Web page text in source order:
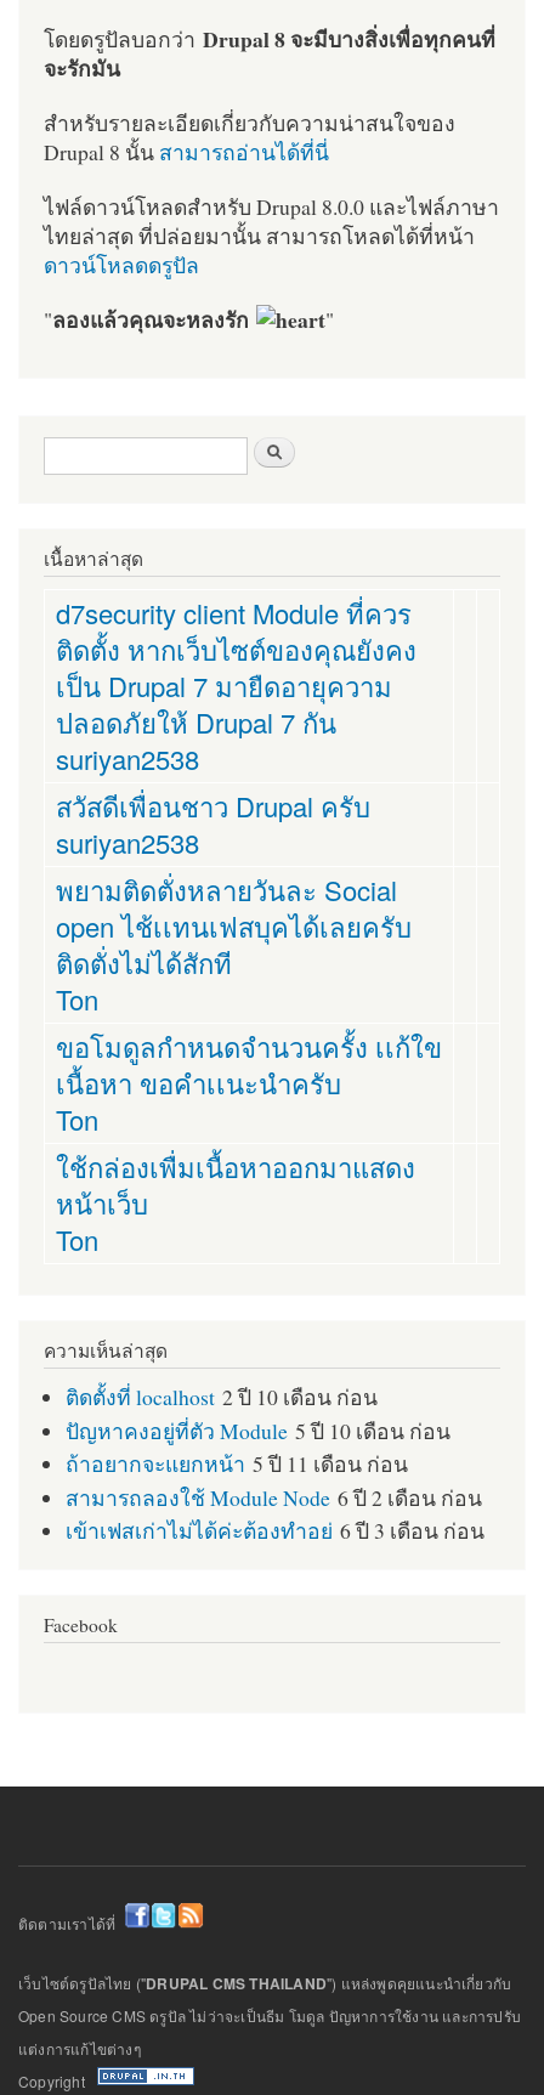
โดยดรูปัลบอกว่า Drupal 8 จะมีบางสิ่งเพื่อทุกคนที่
จะรักมัน
สำหรับรายละเอียดเกี่ยวกับความน่าสนใจของ
Drupal 8 นั้น สามารถอ่านได้ที่นี่
ไฟล์ดาวน์โหลดสำหรับ Drupal 8.0.0 และไฟล์ภาษา
ไทยล่าสุด ที่ปล่อยมานั้น สามารถโหลดได้ที่หน้า
ดาวน์โหลดดรูปัล
"ลองแล้วคุณจะหลงรัก "
ฟอร์มค้นหา
เนื้อหาล่าสุด
d7security client Module ที่ควร
ติดตั้ง หากเว็บไซต์ของคุณยังคง
เป็น Drupal 7 มายืดอายุความ
ปลอดภัยให้ Drupal 7 กัน
suriyan2538
สวัสดีเพื่อนชาว Drupal ครับ
suriyan2538
พยามติดตั่งหลายวันละ Social
open ไช้เเทนเฟสบุคได้เลยครับ
ติดตั่งไม่ได้สักที
Ton
ขอโมดูลกำหนดจำนวนครั้ง เเก้ใข
เนื้อหา ขอคำเเนะนำครับ
Ton
ใช้กล่องเพื่มเนื้อหาออกมาแสดง
หน้าเว็บ
Ton
ความเห็นล่าสุด
ติดตั้งที่ localhost 2 ปี 10 เดือน ก่อน
ปัญหาคงอยู่ที่ตัว Module 5 ปี 10 เดือน ก่อน
ถ้าอยากจะแยกหน้า 5 ปี 11 เดือน ก่อน
สามารถลองใช้ Module Node 6 ปี 2 เดือน ก่อน
เข้าเฟสเก่าไม่ได้ค่ะต้องทำอย่ 6 ปี 3 เดือน ก่อน
Facebook
ติดตามเราได้ที่
เว็บไซต์ดรูปัลไทย ("DRUPAL CMS THAILAND") แหล่งพูดคุยแนะนำเกี่ยวกับ
Open Source CMS ดรูปัล ไม่ว่าจะเป็นธีม โมดูล ปัญหาการใช้งาน และการปรับ
แต่งการแก้ไขต่างๆ
Copyright